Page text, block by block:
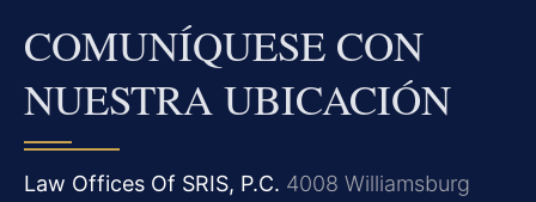
COMUNÍQUESE CON
NUESTRA UBICACIÓN
Law Offices Of SRIS, P.C. 4008 Williamsburg